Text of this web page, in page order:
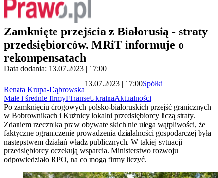
Zamknięte przejścia z Białorusią - straty
przedsiębiorców. MRiT informuje o
rekompensatach
Data dodania: 13.07.2023 | 17:00
Renata Krupa-Dąbrowska
13.07.2023 | 17:00Spółki
Małe i średnie firmyFinanseUkrainaAktualności
Po zamknięciu drogowych polsko-białoruskich przejść granicznych
w Bobrownikach i Kuźnicy lokalni przedsiębiorcy liczą straty.
Zdaniem rzecznika praw obywatelskich nie ulega wątpliwości, że
faktyczne ograniczenie prowadzenia działalności gospodarczej była
następstwem działań władz publicznych. W takiej sytuacji
przedsiębiorcy oczekują wsparcia. Ministerstwo rozwoju
odpowiedziało RPO, na co mogą firmy liczyć.